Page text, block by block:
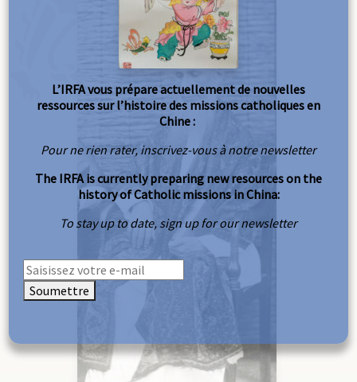
L’IRFA vous prépare actuellement de nouvelles
ressources sur l’histoire des missions catholiques en
Chine :
Pour ne rien rater, inscrivez-vous à notre newsletter
The IRFA is currently preparing new resources on the
history of Catholic missions in China:
To stay up to date, sign up for our newsletter
Soumettre